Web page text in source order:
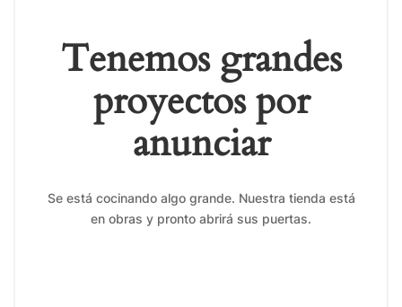
Tenemos grandes
proyectos por
anunciar
Se está cocinando algo grande. Nuestra tienda está
en obras y pronto abrirá sus puertas.